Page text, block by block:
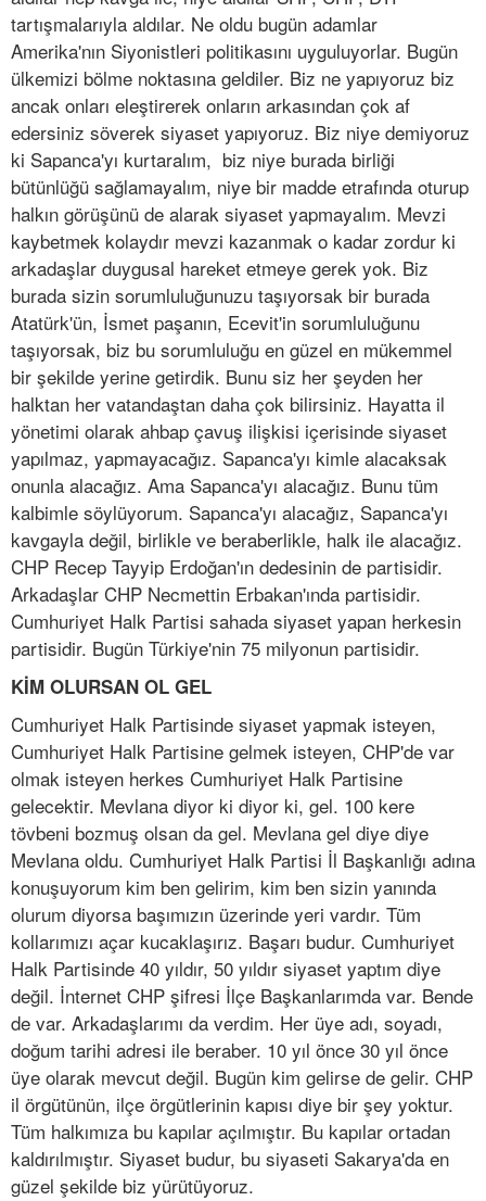
tartışmalarıyla aldılar. Ne oldu bugün adamlar
Amerika'nın Siyonistleri politikasını uyguluyorlar. Bugün
ülkemizi bölme noktasına geldiler. Biz ne yapıyoruz biz
ancak onları eleştirerek onların arkasından çok af
edersiniz söverek siyaset yapıyoruz. Biz niye demiyoruz
ki Sapanca'yı kurtaralım, biz niye burada birliği
bütünlüğü sağlamayalım, niye bir madde etrafında oturup
halkın görüşünü de alarak siyaset yapmayalım. Mevzi
kaybetmek kolaydır mevzi kazanmak o kadar zordur ki
arkadaşlar duygusal hareket etmeye gerek yok. Biz
burada sizin sorumluluğunuzu taşıyorsak bir burada
Atatürk'ün, İsmet paşanın, Ecevit'in sorumluluğunu
taşıyorsak, biz bu sorumluluğu en güzel en mükemmel
bir şekilde yerine getirdik. Bunu siz her şeyden her
halktan her vatandaştan daha çok bilirsiniz. Hayatta il
yönetimi olarak ahbap çavuş ilişkisi içerisinde siyaset
yapılmaz, yapmayacağız. Sapanca'yı kimle alacaksak
onunla alacağız. Ama Sapanca'yı alacağız. Bunu tüm
kalbimle söylüyorum. Sapanca'yı alacağız, Sapanca'yı
kavgayla değil, birlikle ve beraberlikle, halk ile alacağız.
CHP Recep Tayyip Erdoğan'ın dedesinin de partisidir.
Arkadaşlar CHP Necmettin Erbakan'ında partisidir.
Cumhuriyet Halk Partisi sahada siyaset yapan herkesin
partisidir. Bugün Türkiye'nin 75 milyonun partisidir.
KİM OLURSAN OL GEL
Cumhuriyet Halk Partisinde siyaset yapmak isteyen,
Cumhuriyet Halk Partisine gelmek isteyen, CHP'de var
olmak isteyen herkes Cumhuriyet Halk Partisine
gelecektir. Mevlana diyor ki diyor ki, gel. 100 kere
tövbeni bozmuş olsan da gel. Mevlana gel diye diye
Mevlana oldu. Cumhuriyet Halk Partisi İl Başkanlığı adına
konuşuyorum kim ben gelirim, kim ben sizin yanında
olurum diyorsa başımızın üzerinde yeri vardır. Tüm
kollarımızı açar kucaklaşırız. Başarı budur. Cumhuriyet
Halk Partisinde 40 yıldır, 50 yıldır siyaset yaptım diye
değil. İnternet CHP şifresi İlçe Başkanlarımda var. Bende
de var. Arkadaşlarımı da verdim. Her üye adı, soyadı,
doğum tarihi adresi ile beraber. 10 yıl önce 30 yıl önce
üye olarak mevcut değil. Bugün kim gelirse de gelir. CHP
il örgütünün, ilçe örgütlerinin kapısı diye bir şey yoktur.
Tüm halkımıza bu kapılar açılmıştır. Bu kapılar ortadan
kaldırılmıştır. Siyaset budur, bu siyaseti Sakarya'da en
güzel şekilde biz yürütüyoruz.